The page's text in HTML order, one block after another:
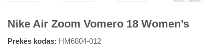
Nike Air Zoom Vomero 18 Women’s
Prekės kodas: HM6804-012